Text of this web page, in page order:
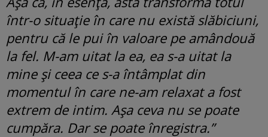
într-o situație în care nu există slăbiciuni,
pentru că le pui în valoare pe amândouă
la fel. M-am uitat la ea, ea s-a uitat la
mine și ceea ce s-a întâmplat din
momentul în care ne-am relaxat a fost
extrem de intim. Așa ceva nu se poate
cumpăra. Dar se poate înregistra.”